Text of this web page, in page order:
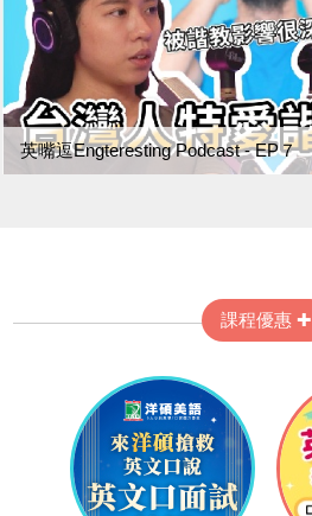
英嘴逗Engteresting Podcast - EP７
課程優惠 ✚